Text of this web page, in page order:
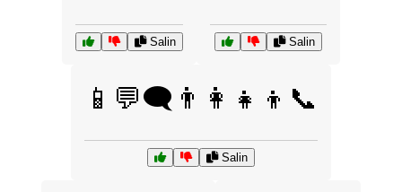
Salin Salin
📱💬🗨️👨‍👩‍👧‍👦📞
Salin